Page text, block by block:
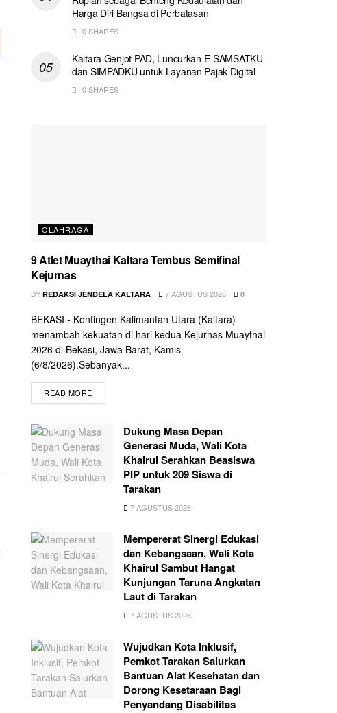
Harga Diri Bangsa di Perbatasan
0 SHARES
Kaltara Genjot PAD, Luncurkan E-SAMSATKU
dan SIMPADKU untuk Layanan Pajak Digital
0 SHARES
OLAHRAGA
9 Atlet Muaythai Kaltara Tembus Semifinal
Kejurnas
BY REDAKSI JENDELA KALTARA 7 AGUSTUS 2026 0
BEKASI - Kontingen Kalimantan Utara (Kaltara)
menambah kekuatan di hari kedua Kejurnas Muaythai
2026 di Bekasi, Jawa Barat, Kamis
(6/8/2026).Sebanyak...
READ MORE
Dukung Masa Depan
Generasi Muda, Wali Kota
Khairul Serahkan Beasiswa
PIP untuk 209 Siswa di
Tarakan
7 AGUSTUS 2026
Mempererat Sinergi Edukasi
dan Kebangsaan, Wali Kota
Khairul Sambut Hangat
Kunjungan Taruna Angkatan
Laut di Tarakan
7 AGUSTUS 2026
Wujudkan Kota Inklusif,
Pemkot Tarakan Salurkan
Bantuan Alat Kesehatan dan
Dorong Kesetaraan Bagi
Penyandang Disabilitas